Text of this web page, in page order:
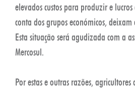
elevados custos para produzir e
conta dos grupos económicos,
Esta situação será agudizada com a
Mercosul.
Por estas e outras razões,